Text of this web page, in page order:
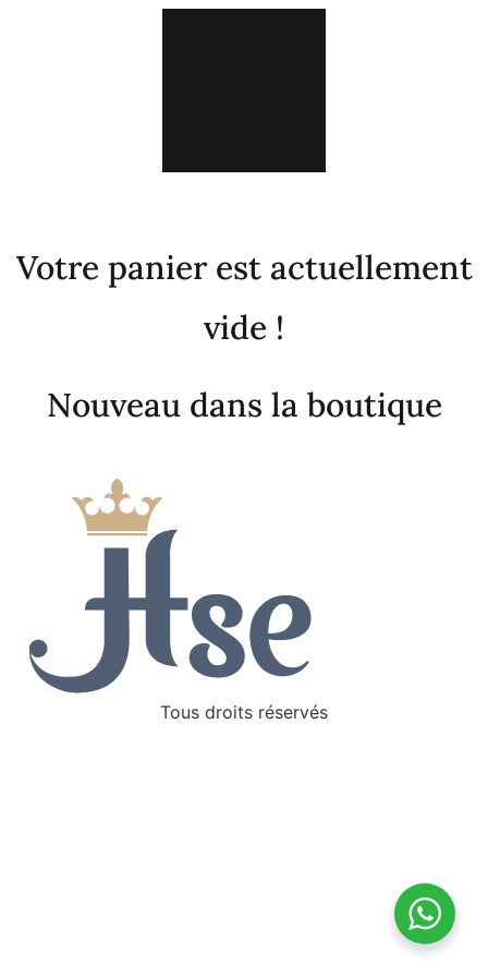
Votre panier est actuellement
vide !
Nouveau dans la boutique
Tous droits réservés